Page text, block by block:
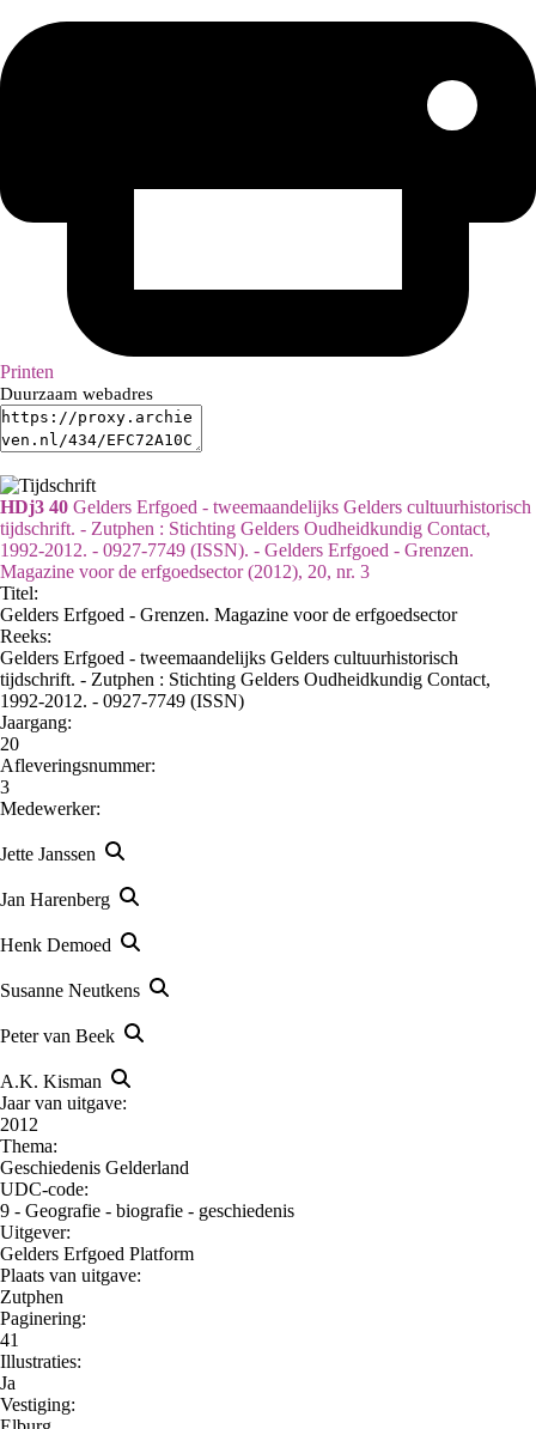
Printen
Duurzaam webadres
HDj3 40 Gelders Erfgoed - tweemaandelijks Gelders cultuurhistorisch
tijdschrift. - Zutphen : Stichting Gelders Oudheidkundig Contact,
1992-2012. - 0927-7749 (ISSN). - Gelders Erfgoed - Grenzen.
Magazine voor de erfgoedsector (2012), 20, nr. 3
Titel:
Gelders Erfgoed - Grenzen. Magazine voor de erfgoedsector
Reeks:
Gelders Erfgoed - tweemaandelijks Gelders cultuurhistorisch
tijdschrift. - Zutphen : Stichting Gelders Oudheidkundig Contact,
1992-2012. - 0927-7749 (ISSN)
Jaargang:
20
Afleveringsnummer:
3
Medewerker:
Jette Janssen
Jan Harenberg
Henk Demoed
Susanne Neutkens
Peter van Beek
A.K. Kisman
Jaar van uitgave:
2012
Thema:
Geschiedenis Gelderland
UDC-code:
9 - Geografie - biografie - geschiedenis
Uitgever:
Gelders Erfgoed Platform
Plaats van uitgave:
Zutphen
Paginering:
41
Illustraties:
Ja
Vestiging: